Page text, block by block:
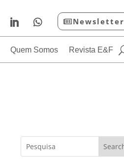
Newsletter
Quem Somos Revista E&F